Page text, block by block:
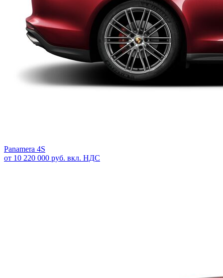
Panamera 4S
от 10 220 000 руб. вкл. НДС